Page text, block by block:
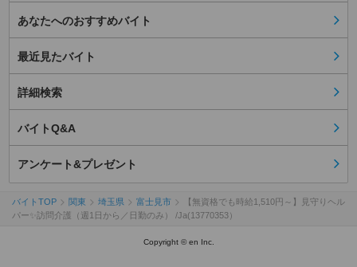
あなたへのおすすめバイト
最近見たバイト
詳細検索
バイトQ&A
アンケート&プレゼント
バイトTOP 関東 埼玉県 富士見市
【無資格でも時給1,510円～】見守りヘル
パー✨訪問介護（週1日から／日勤のみ） /Ja(13770353）
Copyright © en Inc.